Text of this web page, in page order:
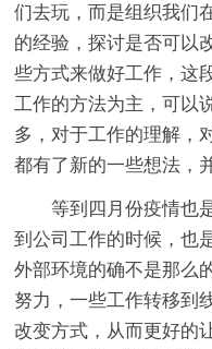
们去玩，而是组织我们
的经验，探讨是否可以
些方式来做好工作，这
工作的方法为主，可以
多，对于工作的理解，
都有了新的一些想法，
等到四月份疫情也
到公司工作的时候，也
外部环境的确不是那么
努力，一些工作转移到
改变方式，从而更好的